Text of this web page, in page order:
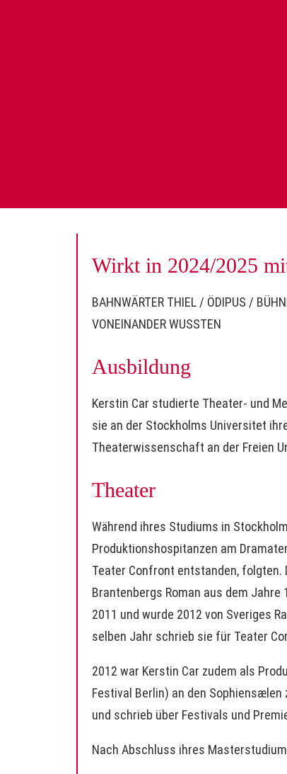
Wirkt in 2024/2025
BAHNWÄRTER THIEL / ÖDIPUS /
VONEINANDER WUSSTEN
Ausbildung
Kerstin Car studierte Theater- und
sie an der Stockholms Universitet
Theaterwissenschaft an der Freien
Theater
Während ihres Studiums in
Produktionshospitanzen am
Teater Confront entstanden, folgten.
Brantenbergs Roman aus dem
2011 und wurde 2012 von Sveriges
selben Jahr schrieb sie für Teater
2012 war Kerstin Car zudem als
Festival Berlin) an den
und schrieb über Festivals und
Nach Abschluss ihres